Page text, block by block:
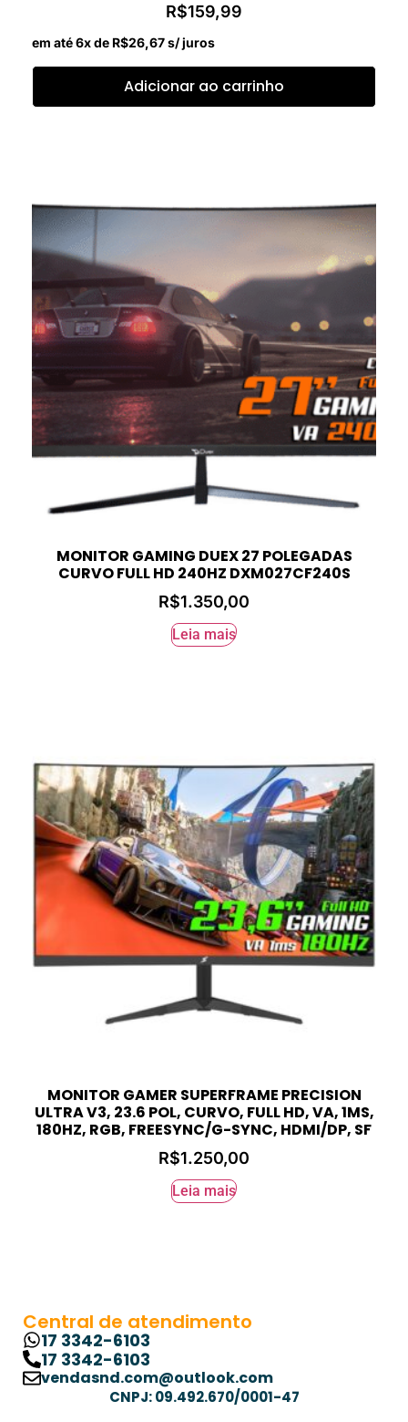
R$159,99
em até 6x de R$26,67s/ juros
Adicionar ao carrinho
MONITOR GAMING DUEX 27 POLEGADAS
CURVO FULL HD 240HZ DXM027CF240S
R$1.350,00
Leia mais
MONITOR GAMER SUPERFRAME PRECISION
ULTRA V3, 23.6 POL, CURVO, FULL HD, VA, 1MS,
180HZ, RGB, FREESYNC/G-SYNC, HDMI/DP, SF
R$1.250,00
Leia mais
Central de atendimento
17 3342-6103
17 3342-6103
vendasnd.com@outlook.com
CNPJ: 09.492.670/0001-47